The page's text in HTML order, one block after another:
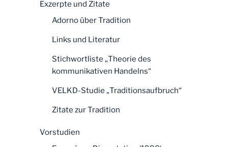
Exzerpte und Zitate
Adorno über Tradition
Links und Literatur
Stichwortliste „Theorie des
kommunikativen Handelns“
VELKD-Studie „Traditionsaufbruch“
Zitate zur Tradition
Vorstudien